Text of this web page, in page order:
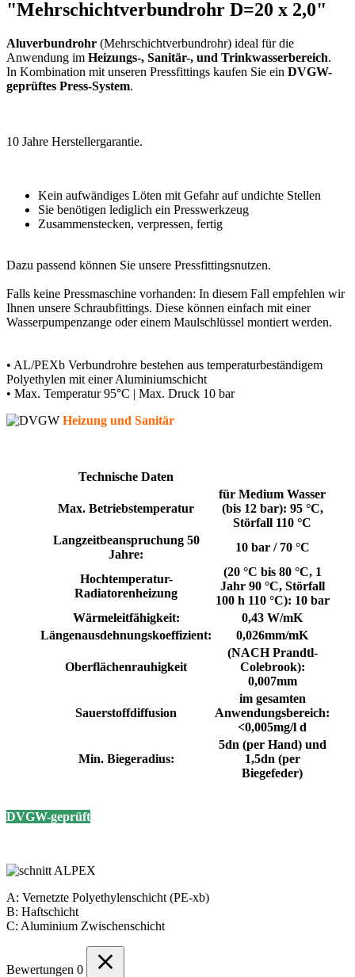
"Mehrschichtverbundrohr D=20 x 2,0"
Aluverbundrohr (Mehrschichtverbundrohr) ideal für die
Anwendung im Heizungs-, Sanitär-, und Trinkwasserbereich.
In Kombination mit unseren Pressfittings kaufen Sie ein DVGW-
geprüftes Press-System.
10 Jahre Herstellergarantie.
Kein aufwändiges Löten mit Gefahr auf undichte Stellen
Sie benötigen lediglich ein Presswerkzeug
Zusammenstecken, verpressen, fertig
Dazu passend können Sie unsere Pressfittingsnutzen.
Falls keine Pressmaschine vorhanden: In diesem Fall empfehlen wir
Ihnen unsere Schraubfittings. Diese können einfach mit einer
Wasserpumpenzange oder einem Maulschlüssel montiert werden.
• AL/PEXb Verbundrohre bestehen aus temperaturbeständigem
Polyethylen mit einer Aluminiumschicht
• Max. Temperatur 95°C | Max. Druck 10 bar
Heizung und Sanitär
Technische Daten
Max. Betriebstemperatur
für Medium Wasser
(bis 12 bar): 95 °C,
Störfall 110 °C
Langzeitbeanspruchung 50
Jahre:
10 bar / 70 °C
Hochtemperatur-
Radiatorenheizung
(20 °C bis 80 °C, 1
Jahr 90 °C, Störfall
100 h 110 °C): 10 bar
Wärmeleitfähigkeit:
0,43 W/mK
Längenausdehnungskoeffizient:
0,026mm/mK
Oberflächenrauhigkeit
(NACH Prandtl-
Colebrook):
0,007mm
Sauerstoffdiffusion
im gesamten
Anwendungsbereich:
<0,005mg/l d
Min. Biegeradius:
5dn (per Hand) und
1,5dn (per
Biegefeder)
DVGW-geprüft
A: Vernetzte Polyethylenschicht (PE-xb)
B: Haftschicht
C: Aluminium Zwischenschicht
Bewertungen 0